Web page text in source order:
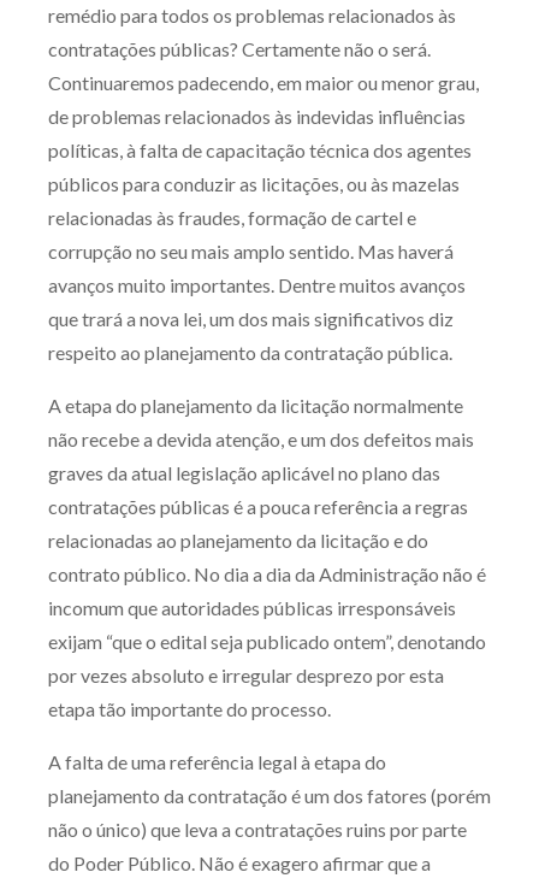
Receba por RSS
Av. Sete de Setembro, 4698
Batel Curitiba/PR CEP80240-000
Telefone (41) 2109-8666
Whatsapp (41) 98881-6616
remédio para todos os problemas relacionados às
contratações públicas? Certamente não o será.
Continuaremos padecendo, em maior ou menor grau,
de problemas relacionados às indevidas influências
políticas, à falta de capacitação técnica dos agentes
públicos para conduzir as licitações, ou às mazelas
relacionadas às fraudes, formação de cartel e
corrupção no seu mais amplo sentido. Mas haverá
avanços muito importantes. Dentre muitos avanços
que trará a nova lei, um dos mais significativos diz
respeito ao planejamento da contratação pública.
A etapa do planejamento da licitação normalmente
não recebe a devida atenção, e um dos defeitos mais
graves da atual legislação aplicável no plano das
contratações públicas é a pouca referência a regras
relacionadas ao planejamento da licitação e do
contrato público. No dia a dia da Administração não é
incomum que autoridades públicas irresponsáveis
exijam “que o edital seja publicado ontem”, denotando
por vezes absoluto e irregular desprezo por esta
etapa tão importante do processo.
A falta de uma referência legal à etapa do
planejamento da contratação é um dos fatores (porém
não o único) que leva a contratações ruins por parte
do Poder Público. Não é exagero afirmar que a